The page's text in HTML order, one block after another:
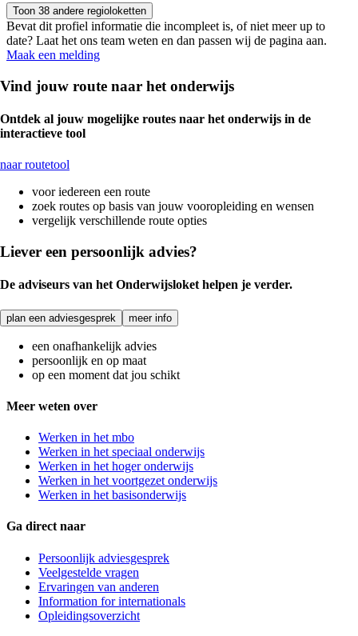
Toon 38 andere regioloketten
Bevat dit profiel informatie die incompleet is, of niet meer up to
date? Laat het ons team weten en dan passen wij de pagina aan.
Maak een melding
Vind jouw route naar het onderwijs
Ontdek al jouw mogelijke routes naar het onderwijs in de
interactieve tool
naar routetool
voor iedereen een route
zoek routes op basis van jouw vooropleiding en wensen
vergelijk verschillende route opties
Liever een persoonlijk advies?
De adviseurs van het Onderwijsloket helpen je verder.
plan een adviesgesprek meer info
een onafhankelijk advies
persoonlijk en op maat
op een moment dat jou schikt
Meer weten over
Werken in het mbo
Werken in het speciaal onderwijs
Werken in het hoger onderwijs
Werken in het voortgezet onderwijs
Werken in het basisonderwijs
Ga direct naar
Persoonlijk adviesgesprek
Veelgestelde vragen
Ervaringen van anderen
Information for internationals
Opleidingsoverzicht